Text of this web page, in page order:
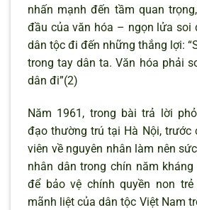
nhấn mạnh đến tầm quan
đầu của văn hóa – ngọn lửa soi
dân tộc đi đến những thắng lợi:
trong tay dân ta. Văn hóa phải
dân đi”(2)
Năm 1961, trong bài trả lời
đạo thường trú tại Hà Nội, trước
viên về nguyên nhân làm nên
nhân dân trong chín năm
để bảo vệ chính quyền non
mãnh liệt của dân tộc Việt Nam